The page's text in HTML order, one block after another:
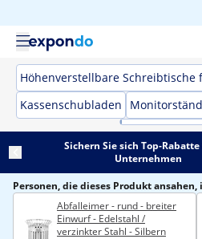
Höhenverstellbare
Kassenschubladen
Sichern Sie sich Top-
Unternehmen
Personen, die dieses Produkt
Abfalleimer - rund - breiter
Einwurf - Edelstahl /
verzinkter Stahl - Silbern